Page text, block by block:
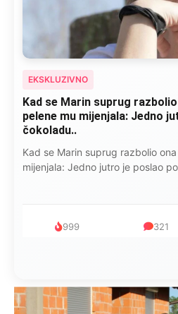
EKSKLUZIVNO
Kad se Marin suprug
pelene mu mijenjala: Jedno
čokoladu..
Kad se Marin suprug razbolio
mijenjala: Jedno jutro je poslao
999 321